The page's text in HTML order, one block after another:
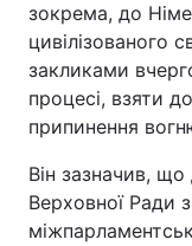
зокрема, до
цивілізованого
закликами
процесі, взяти
припинення
Він зазначив, що
Верховної Ради